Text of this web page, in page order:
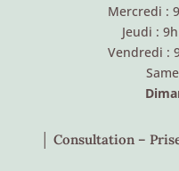
Mercredi :
Jeudi :
Vendredi :
│ Consultation –